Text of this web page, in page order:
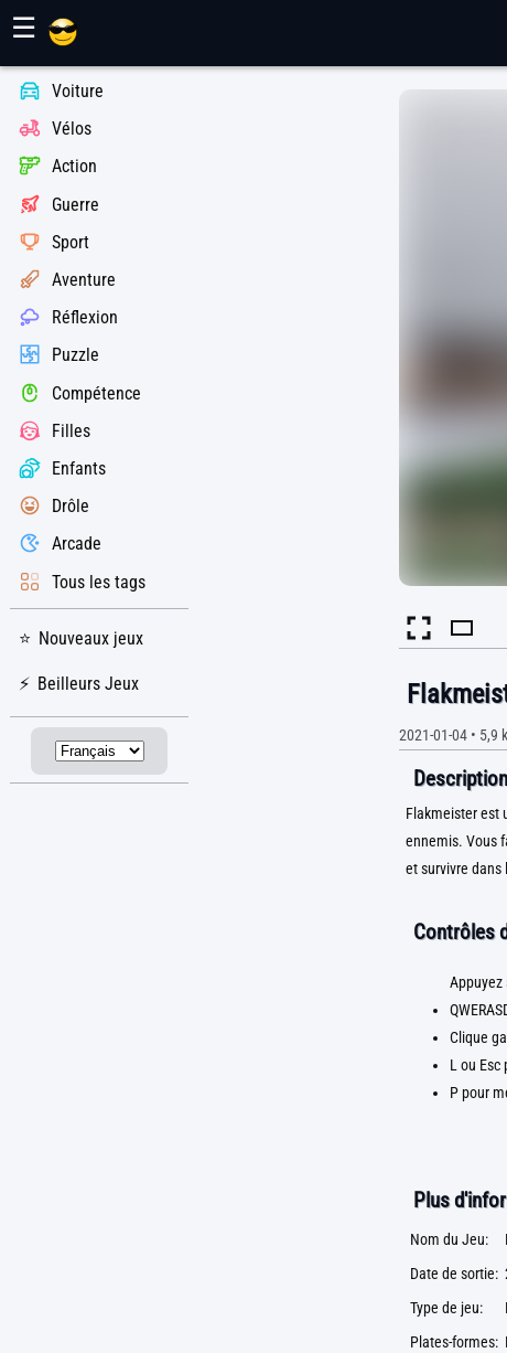
☰
Voiture
Vélos
Action
Guerre
Sport
Aventure
Réflexion
Puzzle
Compétence
Filles
Enfants
Drôle
Arcade
Tous les tags
Nouveaux jeux
Beilleurs Jeux
2021-01-04• 5,9 k
Flakmeister est
ennemis. Vous
et survivre dans
Contrôles
Clique
L ou Esc
P pour
Plus
Nom du Jeu:
Date de sortie:
Type de jeu:
Plates-formes: